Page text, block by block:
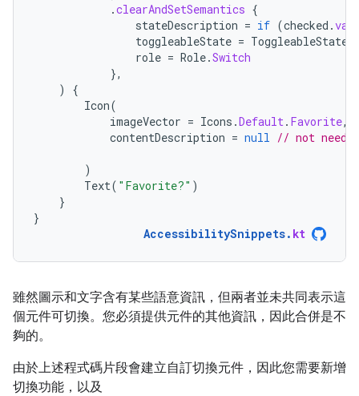
.clearAndSetSemantics {
stateDescription = if (checked .
toggleableState = ToggleableState
role = Role.Switch
},
)
{
Icon(
imageVector = Icons .Default . Favorite,
contentDescription = null // not
)
Text( "Favorite?" )
}
}
AccessibilitySnippets. kt
雖然圖示和文字含有某些語意資訊，但兩者並未共同表示這
個元件可切換。您必須提供元件的其他資訊，因此合併是不
夠的。
由於上述程式碼片段會建立自訂切換元件，因此您需要新增
切換功能，以及